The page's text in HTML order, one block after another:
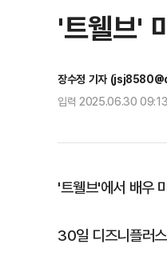
'트웰브'
장수정 기자
입력 2025.06.30
'트웰브'에서 배우
30일 디즈니플러